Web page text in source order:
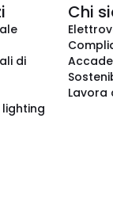
di
Chi
Lavora